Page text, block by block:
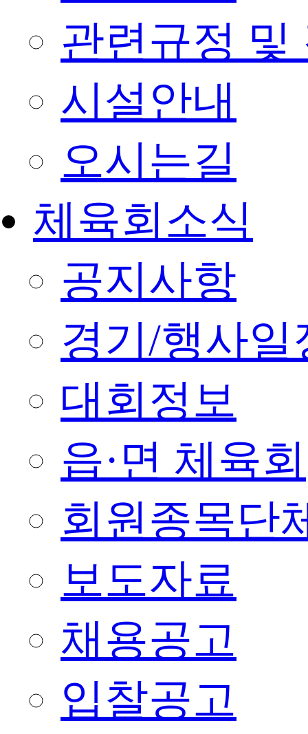
관련규정 및
시설안내
오시는길
체육회소식
공지사항
경기/행사일
대회정보
읍·면 체육회
회원종목단
보도자료
채용공고
입찰공고